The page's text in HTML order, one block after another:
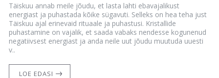
Täiskuu annab meile jõudu, et lasta lahti ebavajalikust
energiast ja puhastada kõike sügavuti. Selleks on hea teha just
Täiskuu ajal erinevaid rituaale ja puhastusi. Kristallide
puhastamine on vajalik, et saada vabaks nendesse kogunenud
negatiivsest energiast ja anda neile uut jõudu muutuda uuesti
v..
LOE EDASI